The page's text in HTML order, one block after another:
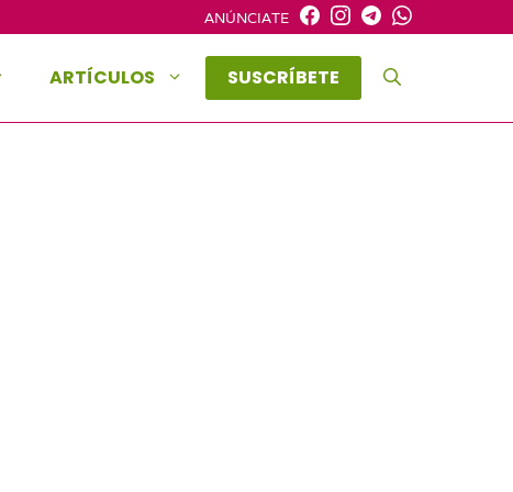
ANÚNCIATE
ARTÍCULOS SUSCRÍBETE